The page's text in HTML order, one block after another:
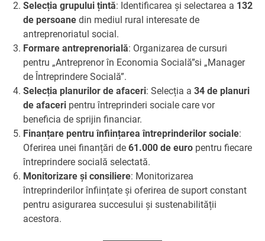
Selecția grupului țintă: Identificarea și selectarea a 132
de persoane din mediul rural interesate de
antreprenoriatul social.
Formare antreprenorială: Organizarea de cursuri
pentru „Antreprenor în Economia Socială”si „Manager
de Întreprindere Socială”.
Selecția planurilor de afaceri: Selecția a34 de planuri
de afaceri pentru întreprinderi sociale care vor
beneficia de sprijin financiar.
Finanțare pentru înființarea întreprinderilor sociale:
Oferirea unei finanțări de61.000 de euro pentru fiecare
întreprindere socială selectată.
Monitorizare și consiliere: Monitorizarea
întreprinderilor înființate și oferirea de suport constant
pentru asigurarea succesului și sustenabilității
acestora.